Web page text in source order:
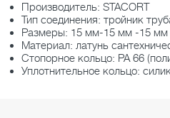
Производитель: STACORT
Тип соединения: тройник
Размеры: 15 мм-15 мм -15 мм
Материал: латунь
Стопорное кольцо: РА 66
Уплотнительное кольцо: